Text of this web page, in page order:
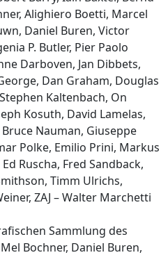
Alighiero Boetti, Marcel
Daniel Buren, Victor
P. Butler, Pier Paolo
Darboven, Jan Dibbets,
Dan Graham, Douglas
Kaltenbach, On
Kosuth, David Lamelas,
Nauman, Giuseppe
Polke, Emilio Prini, Markus
Ruscha, Fred Sandback,
Timm Ulrichs,
ZAJ – Walter Marchetti
Sammlung des
Bochner, Daniel Buren,